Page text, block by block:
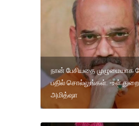
நான் பேசியதை முழுமையாக
பதில் சொல்லுங்கள். -உள்
அமித்ஷா